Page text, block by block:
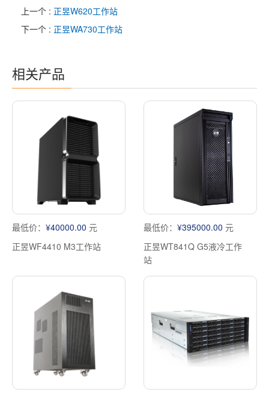
上一个 : 正昱W620工作站
下一个 : 正昱WA730工作站
相关产品
最低价： ¥40000.00 元
正昱WF4410 M3工作站
最低价： ¥395000.00 元
正昱WT841Q G5液冷工作
站